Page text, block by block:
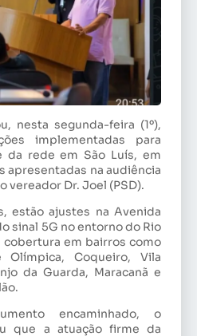
nesta segunda-feira (1º),
implementadas para
da rede em São Luís, em
apresentadas na audiência
vereador Dr. Joel (PSD).
estão ajustes na Avenida
sinal 5G no entorno do Rio
em bairros como
Olímpica, Coqueiro, Vila
da Guarda, Maracanã e
encaminhado, o
que a atuação firme da